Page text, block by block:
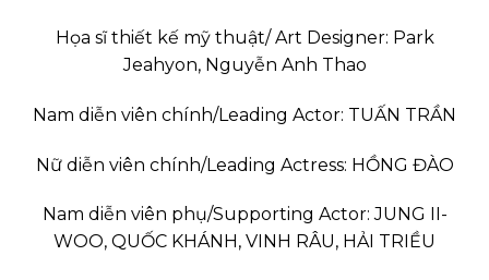
Họa sĩ thiết kế mỹ thuật/ Art Designer: Park
Jeahyon, Nguyễn Anh Thao
Nam diễn viên chính/Leading Actor: TUẤN TRẦN
Nữ diễn viên chính/Leading Actress: HỒNG ĐÀO
Nam diễn viên phụ/Supporting Actor: JUNG II-
WOO, QUỐC KHÁNH, VINH RÂU, HẢI TRIỀU